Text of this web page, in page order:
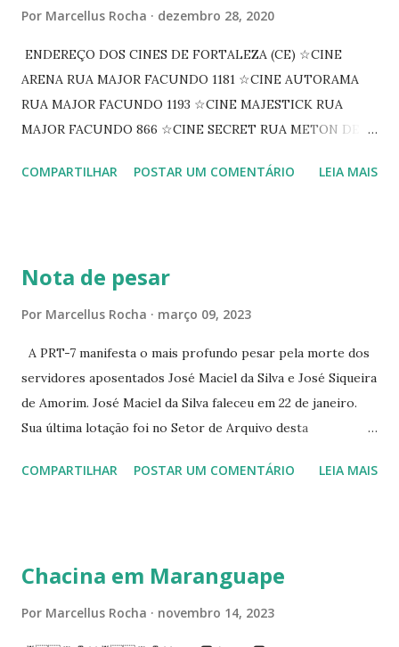
Por Marcellus Rocha dezembro 28, 2020
ENDEREÇO DOS CINES DE FORTALEZA (CE) ☆CINE
ARENA RUA MAJOR FACUNDO 1181 ☆CINE AUTORAMA
RUA MAJOR FACUNDO 1193 ☆CINE MAJESTICK RUA
MAJOR FACUNDO 866 ☆CINE SECRET RUA METON DE
PEIXOTO 1307 ☆CINE IRIS RUA FLORIANO PEIXOTO 1206
☆CINE VIP CLUBE RUA 24 DE MAIO 825 ☆CINE ECLIPSE
COMPARTILHAR POSTAR UM COMENTÁRIO LEIA MAIS
Nota de pesar
Por Marcellus Rocha março 09, 2023
A PRT-7 manifesta o mais profundo pesar pela morte dos
servidores aposentados José Maciel da Silva e José Siqueira
de Amorim. José Maciel da Silva faleceu em 22 de janeiro.
Sua última lotação foi no Setor de Arquivo desta
Siqueira Amorim faleceu em 28 de fevereiro e encerrou a
enquanto atuaram nesta instituição.
COMPARTILHAR POSTAR UM COMENTÁRIO LEIA MAIS
Chacina em Maranguape
Por Marcellus Rocha novembro 14, 2023